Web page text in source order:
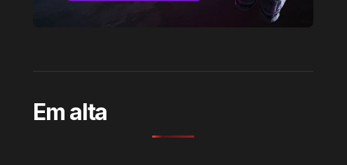
Em alta